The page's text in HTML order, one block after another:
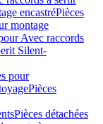
encastréPièces
montage
Avec raccords
Silent-
pour
Pièces
Pièces détachées